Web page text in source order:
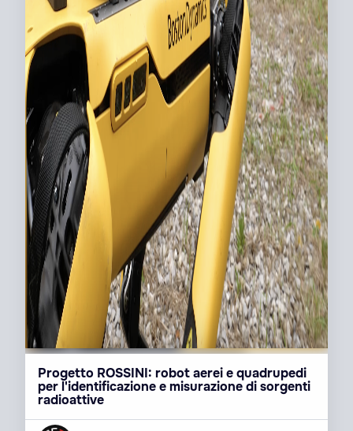
Progetto ROSSINI: robot aerei e quadrupedi
per l'identificazione e misurazione di sorgenti
radioattive